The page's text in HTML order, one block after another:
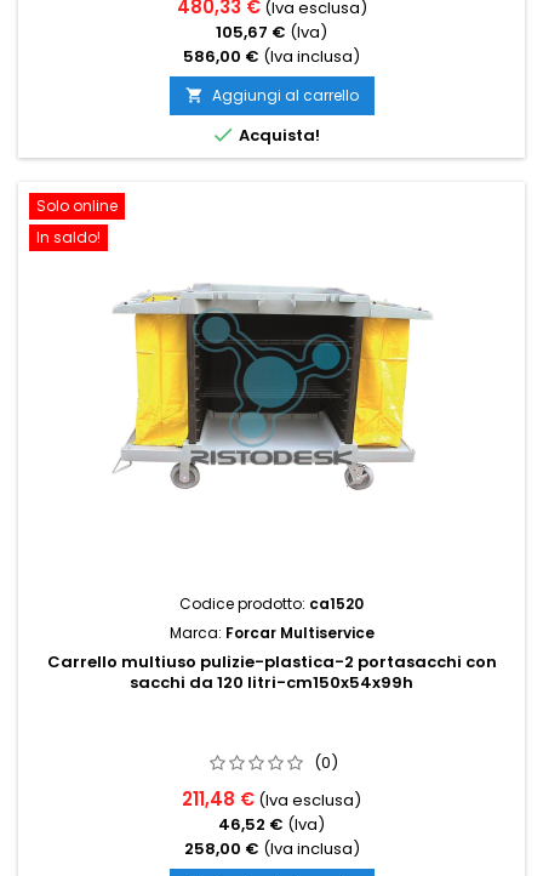
480,33 € (Iva esclusa)
105,67 € (Iva)
586,00 € (Iva inclusa)
 Aggiungi al carrello
 Acquista!
Solo online
In saldo!
Codice prodotto: ca1520
Marca: Forcar Multiservice
Carrello multiuso pulizie-plastica-2 portasacchi con
sacchi da 120 litri-cm150x54x99h
(0)
211,48 € (Iva esclusa)
46,52 € (Iva)
258,00 € (Iva inclusa)